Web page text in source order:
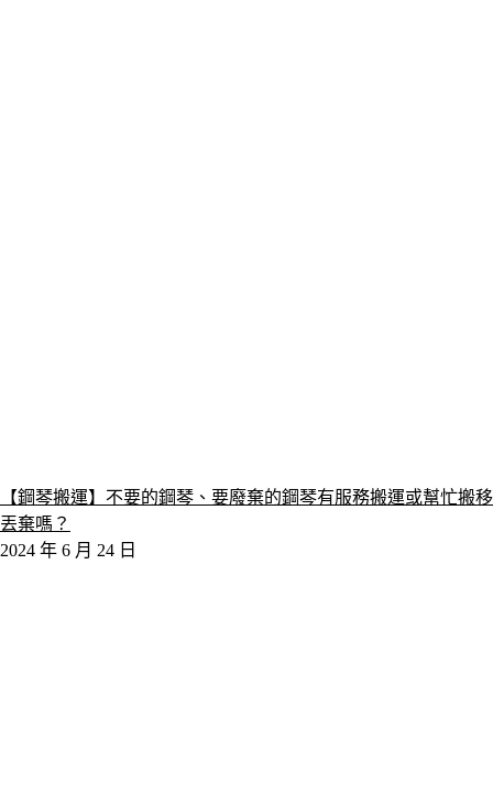
【鋼琴搬運】不要的鋼琴、要廢棄的鋼琴有服務搬運或幫忙搬移
丟棄嗎？
2024 年 6 月 24 日